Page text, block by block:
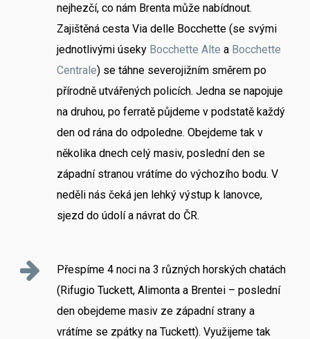
nejhezčí, co nám Brenta může nabídnout.
Zajištěná cesta Via delle Bocchette (se svými
jednotlivými úseky Bocchette Alte a Bocchette
Centrale) se táhne severojižním směrem po
přírodně utvářených policích. Jedna se napojuje
na druhou, po ferratě půjdeme v podstatě každý
den od rána do odpoledne. Obejdeme tak v
několika dnech celý masiv, poslední den se
západní stranou vrátíme do výchozího bodu. V
neděli nás čeká jen lehký výstup k lanovce,
sjezd do údolí a návrat do ČR.
Přespíme 4 noci na 3 různých horských chatách
(Rifugio Tuckett, Alimonta a Brentei – poslední
den obejdeme masiv ze západní strany a
vrátíme se zpátky na Tuckett). Využijeme tak